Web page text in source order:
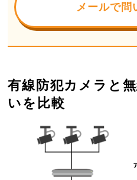
メールで問
有線防犯カメラと
いを比較